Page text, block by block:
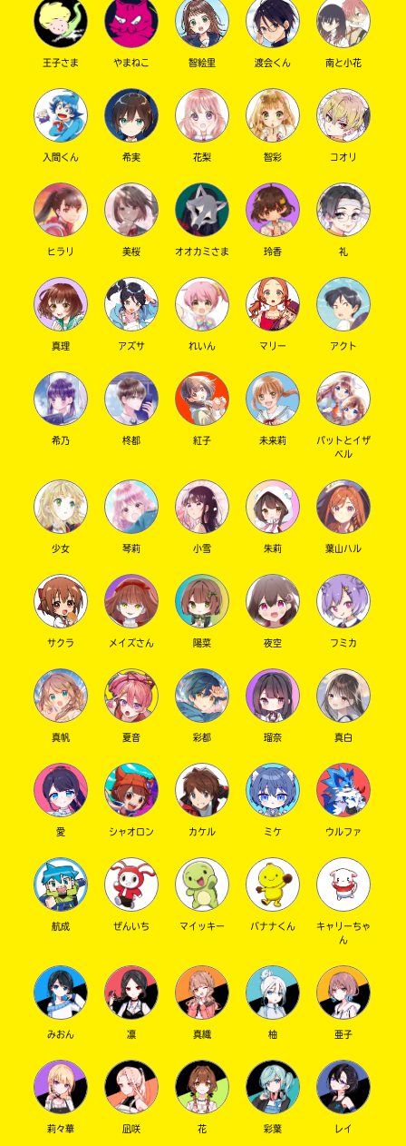
キーワードから探す
オフィシャルアカウント
SNSでシェアする
王子さま やまねこ 智絵里 渡会くん 南と小花
入間くん 希実 花梨 智彩 コオリ
ヒラリ 美桜 オオカミさま 玲香 礼
真理 アズサ れいん マリー アクト
希乃 柊都 紅子 未来莉
パットとイザ
ベル
少女 琴莉 小雪 朱莉 葉山ハル
サクラ メイズさん 陽菜 夜空 フミカ
真帆 夏音 彩都 瑠奈 真白
愛 シャオロン カケル ミケ ウルファ
航成 ぜんいち マイッキー バナナくん
キャリーちゃ
ん
みおん 凛 真織 柚 亜子
莉々華 凪咲 花 彩葉 レイ